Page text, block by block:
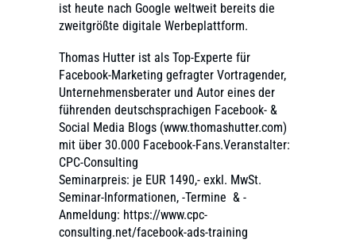
ist heute nach Google weltweit bereits die
zweitgrößte digitale Werbeplattform.
Thomas Hutter ist als Top-Experte für
Facebook-Marketing gefragter Vortragender,
Unternehmensberater und Autor eines der
führenden deutschsprachigen Facebook- &
Social Media Blogs (www.thomashutter.com)
mit über 30.000 Facebook-Fans.Veranstalter:
CPC-Consulting
Seminarpreis: je EUR 1490,- exkl. MwSt.
Seminar-Informationen, -Termine & -
Anmeldung: https://www.cpc-
consulting.net/facebook-ads-training